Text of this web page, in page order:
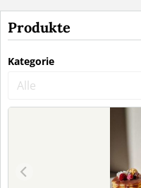
Produkte
Kategorie
Alle